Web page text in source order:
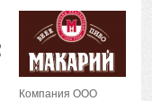
Компания ООО